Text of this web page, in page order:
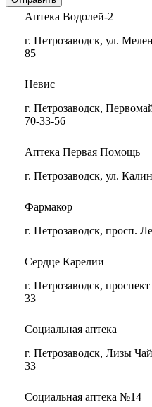
Аптека Водолей-2
г. Петрозаводск, ул.
85
​​​​​​​Невис
г. Петрозаводск,
70-33-56
Аптека Первая Помощь
г. Петрозаводск, ул.
Фармакор
г. Петрозаводск, просп.
Сердце Карелии
г. Петрозаводск,
33
Социальная аптека
г. Петрозаводск, Лизы
33
Социальная аптека №14